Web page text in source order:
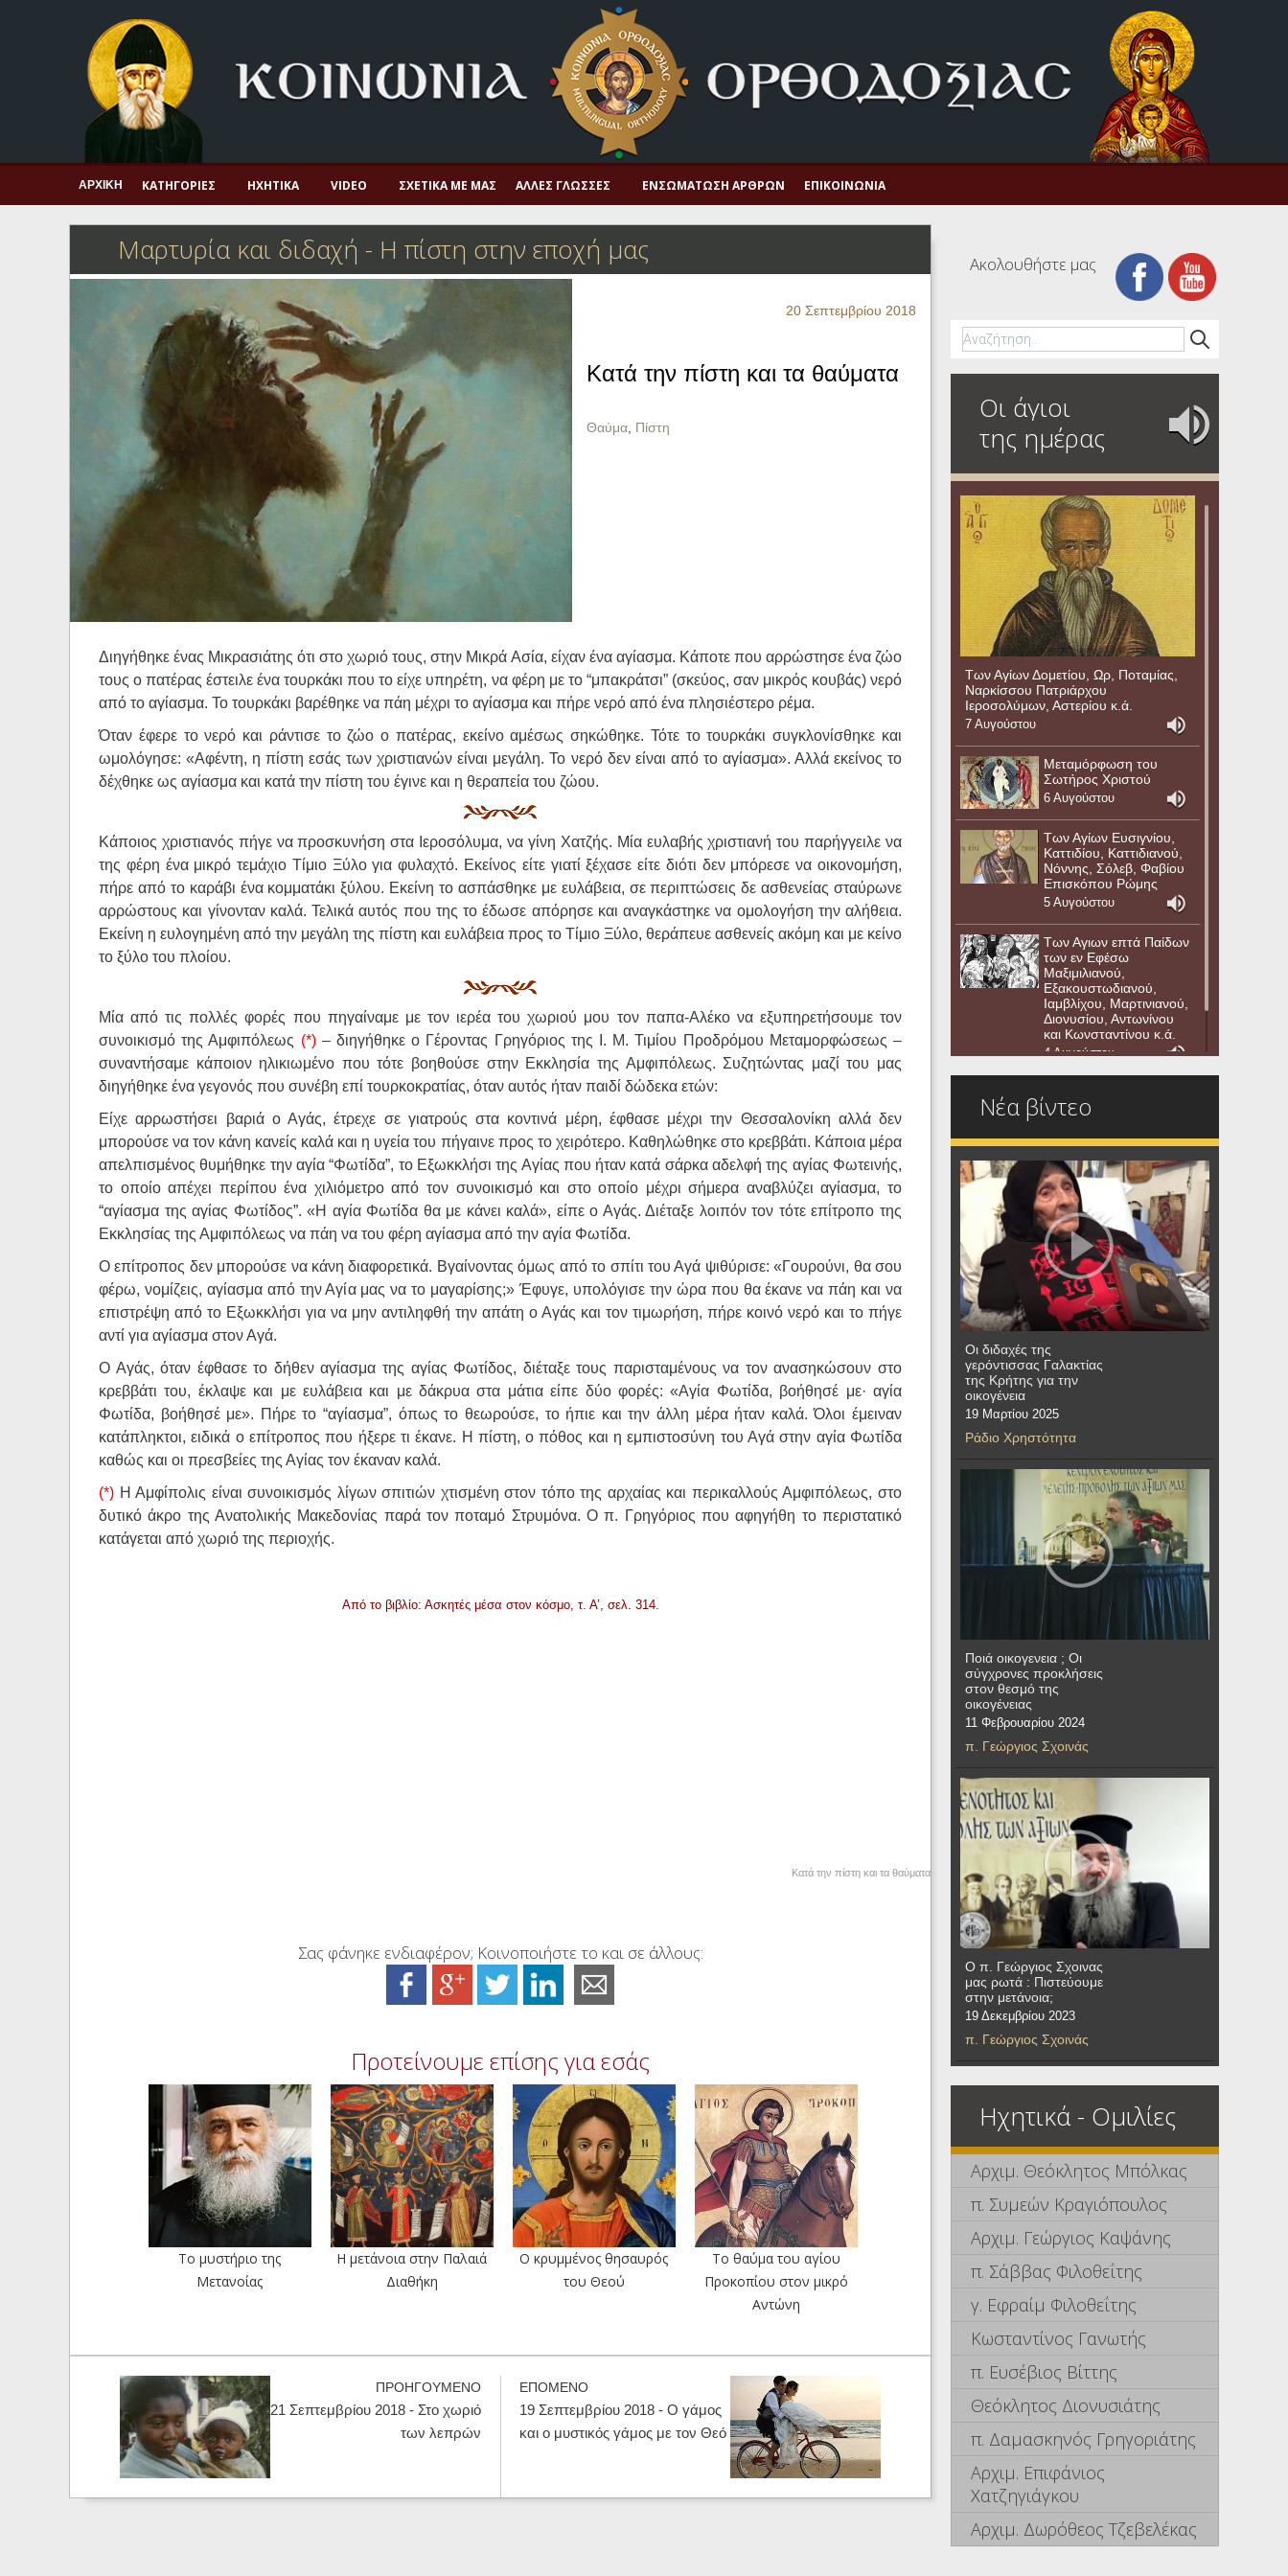
Πνευματική ζωή
Μαρτυρία και διδαχή
Λατρεία και προσευχή
Αγιολόγιο – Εορτολόγιο
Ορθόδοξη οικογένεια
Ορθόδοξο προσκυνητάριο
Σκέψεις-προβληματισμοί
ΑΡΧΙΚΉ ΚΑΤΗΓΟΡΊΕΣ ΗΧΗΤΙΚΆ VIDEO ΣΧΕΤΙΚΆ ΜΕ ΜΑΣ ΆΛΛΕΣ ΓΛΏΣΣΕΣ ΕΝΣΩΜΆΤΩΣΗ ΆΡΘΡΩΝ ΕΠΙΚΟΙΝΩΝΊΑ
Μαρτυρία και διδαχή - Η πίστη στην εποχή μας
20 Σεπτεμβρίου 2018
Κατά την πίστη και τα θαύματα
Θαύμα, Πίστη
Διηγήθηκε ένας Μικρασιάτης ότι στο χωριό τους, στην Μικρά Ασία, είχαν ένα αγίασμα. Κάποτε που αρρώστησε ένα ζώο
τους ο πατέρας έστειλε ένα τουρκάκι που το είχε υπηρέτη, να φέρη με το “μπακράτσι” (σκεύος, σαν μικρός κουβάς) νερό
από το αγίασμα. Το τουρκάκι βαρέθηκε να πάη μέχρι το αγίασμα και πήρε νερό από ένα πλησιέστερο ρέμα.
Όταν έφερε το νερό και ράντισε το ζώο ο πατέρας, εκείνο αμέσως σηκώθηκε. Τότε το τουρκάκι συγκλονίσθηκε και
ωμολόγησε: «Αφέντη, η πίστη εσάς των χριστιανών είναι μεγάλη. Το νερό δεν είναι από το αγίασμα». Αλλά εκείνος το
δέχθηκε ως αγίασμα και κατά την πίστη του έγινε και η θεραπεία του ζώου.
Κάποιος χριστιανός πήγε να προσκυνήση στα Ιεροσόλυμα, να γίνη Χατζής. Μία ευλαβής χριστιανή του παρήγγειλε να
της φέρη ένα μικρό τεμάχιο Τίμιο Ξύλο για φυλαχτό. Εκείνος είτε γιατί ξέχασε είτε διότι δεν μπόρεσε να οικονομήση,
πήρε από το καράβι ένα κομματάκι ξύλου. Εκείνη το ασπάσθηκε με ευλάβεια, σε περιπτώσεις δε ασθενείας σταύρωνε
αρρώστους και γίνονταν καλά. Τελικά αυτός που της το έδωσε απόρησε και αναγκάστηκε να ομολογήση την αλήθεια.
Εκείνη η ευλογημένη από την μεγάλη της πίστη και ευλάβεια προς το Τίμιο Ξύλο, θεράπευε ασθενείς ακόμη και με κείνο
το ξύλο του πλοίου.
Μία από τις πολλές φορές που πηγαίναμε με τον ιερέα του χωριού μου τον παπα-Αλέκο να εξυπηρετήσουμε τον
συνοικισμό της Αμφιπόλεως (*)– διηγήθηκε ο Γέροντας Γρηγόριος της Ι. Μ. Τιμίου Προδρόμου Μεταμορφώσεως –
συναντήσαμε κάποιον ηλικιωμένο που τότε βοηθούσε στην Εκκλησία της Αμφιπόλεως. Συζητώντας μαζί του μας
διηγήθηκε ένα γεγονός που συνέβη επί τουρκοκρατίας, όταν αυτός ήταν παιδί δώδεκα ετών:
Είχε αρρωστήσει βαριά ο Αγάς, έτρεχε σε γιατρούς στα κοντινά μέρη, έφθασε μέχρι την Θεσσαλονίκη αλλά δεν
μπορούσε να τον κάνη κανείς καλά και η υγεία του πήγαινε προς το χειρότερο. Καθηλώθηκε στο κρεββάτι. Κάποια μέρα
απελπισμένος θυμήθηκε την αγία “Φωτίδα”, το Εξωκκλήσι της Αγίας που ήταν κατά σάρκα αδελφή της αγίας Φωτεινής,
το οποίο απέχει περίπου ένα χιλιόμετρο από τον συνοικισμό και στο οποίο μέχρι σήμερα αναβλύζει αγίασμα, το
“αγίασμα της αγίας Φωτίδος”. «Η αγία Φωτίδα θα με κάνει καλά», είπε ο Αγάς. Διέταξε λοιπόν τον τότε επίτροπο της
Εκκλησίας της Αμφιπόλεως να πάη να του φέρη αγίασμα από την αγία Φωτίδα.
Ο επίτροπος δεν μπορούσε να κάνη διαφορετικά. Βγαίνοντας όμως από το σπίτι του Αγά ψιθύρισε: «Γουρούνι, θα σου
φέρω, νομίζεις, αγίασμα από την Αγία μας να το μαγαρίσης;» Έφυγε, υπολόγισε την ώρα που θα έκανε να πάη και να
επιστρέψη από το Εξωκκλήσι για να μην αντιληφθή την απάτη ο Αγάς και τον τιμωρήση, πήρε κοινό νερό και το πήγε
αντί για αγίασμα στον Αγά.
Ο Αγάς, όταν έφθασε το δήθεν αγίασμα της αγίας Φωτίδος, διέταξε τους παρισταμένους να τον ανασηκώσουν στο
κρεββάτι του, έκλαψε και με ευλάβεια και με δάκρυα στα μάτια είπε δύο φορές: «Αγία Φωτίδα, βοήθησέ με· αγία
Φωτίδα, βοήθησέ με». Πήρε το “αγίασμα”, όπως το θεωρούσε, το ήπιε και την άλλη μέρα ήταν καλά. Όλοι έμειναν
κατάπληκτοι, ειδικά ο επίτροπος που ήξερε τι έκανε. Η πίστη, ο πόθος και η εμπιστοσύνη του Αγά στην αγία Φωτίδα
καθώς και οι πρεσβείες της Αγίας τον έκαναν καλά.
(*) Η Αμφίπολις είναι συνοικισμός λίγων σπιτιών χτισμένη στον τόπο της αρχαίας και περικαλλούς Αμφιπόλεως, στο
δυτικό άκρο της Ανατολικής Μακεδονίας παρά τον ποταμό Στρυμόνα. Ο π. Γρηγόριος που αφηγήθη το περιστατικό
κατάγεται από χωριό της περιοχής.
Από το βιβλίο: Ασκητές μέσα στον κόσμο, τ. Α’, σελ. 314.
Κατά την πίστη και τα θαύματα
Σας φάνηκε ενδιαφέρον; Κοινοποιήστε το και σε άλλους:
Προτείνουμε επίσης για εσάς
Το μυστήριο της
Μετανοίας
Η μετάνοια στην Παλαιά
Διαθήκη
Ο κρυμμένος θησαυρός
του Θεού
Το θαύμα του αγίου
Προκοπίου στον μικρό
Αντώνη
ΠΡΟΗΓΟΥΜΕΝΟ
21 Σεπτεμβρίου 2018 - Στο χωριό
των λεπρών
ΕΠΟΜΕΝΟ
19 Σεπτεμβρίου 2018 - Ο γάμος
και ο μυστικός γάμος με τον Θεό
Ακολουθήστε μας
Οι άγιοι
της ημέρας
Των Αγίων Δομετίου, Ωρ, Ποταμίας,
Ναρκίσσου Πατριάρχου
Ιεροσολύμων, Αστερίου κ.ά.
7 Αυγούστου
Μεταμόρφωση του
Σωτήρος Χριστού
6 Αυγούστου
Των Αγίων Ευσιγνίου,
Καττιδίου, Καττιδιανού,
Νόννης, Σόλεβ, Φαβίου
Επισκόπου Ρώμης
5 Αυγούστου
Των Αγιων επτά Παίδων
των εν Εφέσω
Μαξιμιλιανού,
Εξακουστωδιανού,
Ιαμβλίχου, Μαρτινιανού,
Διονυσίου, Αντωνίνου
και Κωνσταντίνου κ.ά.
4 Αυγούστου
Νέα βίντεο
Οι διδαχές της
γερόντισσας Γαλακτίας
της Κρήτης για την
οικογένεια
19 Μαρτίου 2025
Ράδιο Χρηστότητα
Ποιά οικογενεια ; Οι
σύγχρονες προκλήσεις
στον θεσμό της
οικογένειας
11 Φεβρουαρίου 2024
π. Γεώργιος Σχοινάς
Ο π. Γεώργιος Σχοινας
μας ρωτά : Πιστεύουμε
στην μετάνοια;
19 Δεκεμβρίου 2023
π. Γεώργιος Σχοινάς
Ηχητικά - Ομιλίες
Αρχιμ. Θεόκλητος Μπόλκας
π. Συμεών Κραγιόπουλος
Αρχιμ. Γεώργιος Καψάνης
π. Σάββας Φιλοθεΐτης
γ. Εφραίμ Φιλοθεΐτης
Κωσταντίνος Γανωτής
π. Ευσέβιος Βίττης
Θεόκλητος Διονυσιάτης
π. Δαμασκηνός Γρηγοριάτης
Αρχιμ. Επιφάνιος
Χατζηγιάγκου
Αρχιμ. Δωρόθεος Τζεβελέκας